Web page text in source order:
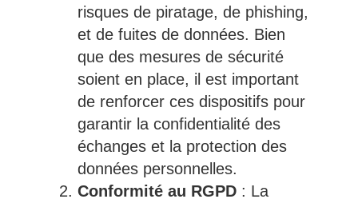
risques de piratage, de phishing,
et de fuites de données. Bien
que des mesures de sécurité
soient en place, il est important
de renforcer ces dispositifs pour
garantir la confidentialité des
échanges et la protection des
données personnelles.
Conformité au RGPD: La